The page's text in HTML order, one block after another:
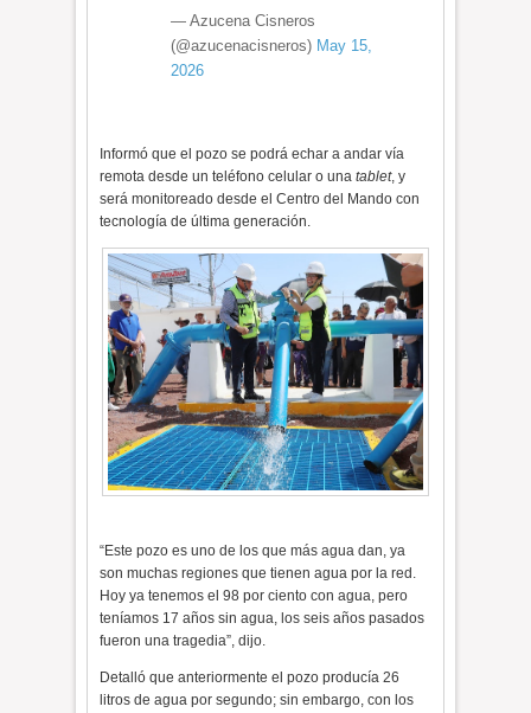
— Azucena Cisneros
(@azucenacisneros) May 15,
2026
Informó que el pozo se podrá echar a andar vía
remota desde un teléfono celular o unatablet, y
será monitoreado desde el Centro del Mando con
tecnología de última generación.
“Este pozo es uno de los que más agua dan, ya
son muchas regiones que tienen agua por la red.
Hoy ya tenemos el 98 por ciento con agua, pero
teníamos 17 años sin agua, los seis años pasados
fueron una tragedia”, dijo.
Detalló que anteriormente el pozo producía 26
litros de agua por segundo; sin embargo, con los